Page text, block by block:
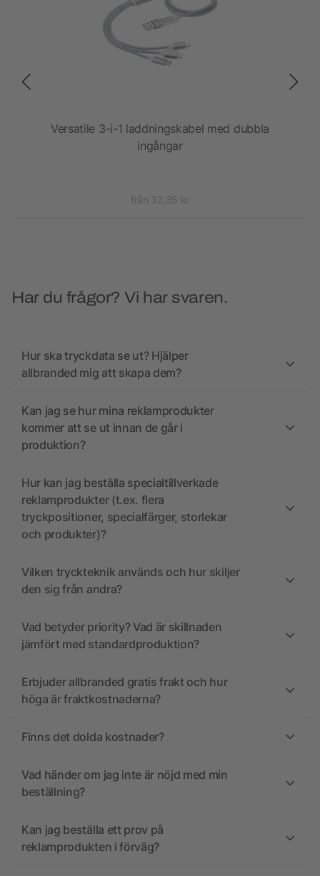
Versatile 3-i-1 laddningskabel med dubbla
ingångar
från 32,35 kr
Har du frågor? Vi har svaren.
Hur ska tryckdata se ut? Hjälper
allbranded mig att skapa dem?
Kan jag se hur mina reklamprodukter
kommer att se ut innan de går i
produktion?
Hur kan jag beställa specialtillverkade
reklamprodukter (t.ex. flera
tryckpositioner, specialfärger, storlekar
och produkter)?
Vilken tryckteknik används och hur skiljer
den sig från andra?
Vad betyder priority? Vad är skillnaden
jämfört med standardproduktion?
Erbjuder allbranded gratis frakt och hur
höga är fraktkostnaderna?
Finns det dolda kostnader?
Vad händer om jag inte är nöjd med min
beställning?
Kan jag beställa ett prov på
reklamprodukten i förväg?